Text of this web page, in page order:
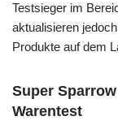
Testsieger im
aktualisieren
Produkte auf dem
Super
Warentest